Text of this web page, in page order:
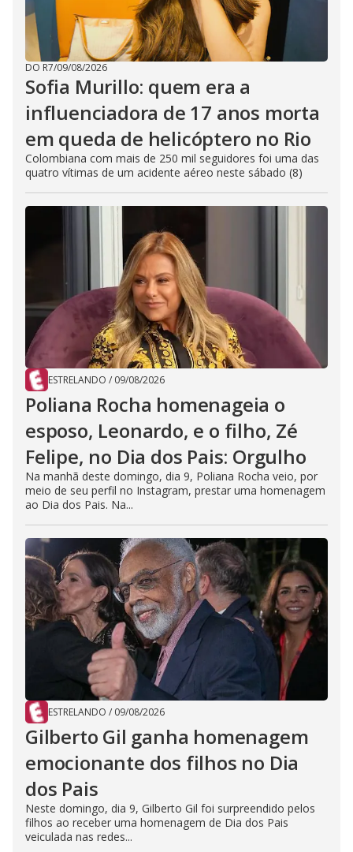
DO R7/09/08/2026
Sofia Murillo: quem era a
influenciadora de 17 anos morta
em queda de helicóptero no Rio
Colombiana com mais de 250 mil seguidores foi uma das
quatro vítimas de um acidente aéreo neste sábado (8)
ESTRELANDO / 09/08/2026
Poliana Rocha homenageia o
esposo, Leonardo, e o filho, Zé
Felipe, no Dia dos Pais: Orgulho
Na manhã deste domingo, dia 9, Poliana Rocha veio, por
meio de seu perfil no Instagram, prestar uma homenagem
ao Dia dos Pais. Na...
ESTRELANDO / 09/08/2026
Gilberto Gil ganha homenagem
emocionante dos filhos no Dia
dos Pais
Neste domingo, dia 9, Gilberto Gil foi surpreendido pelos
filhos ao receber uma homenagem de Dia dos Pais
veiculada nas redes...